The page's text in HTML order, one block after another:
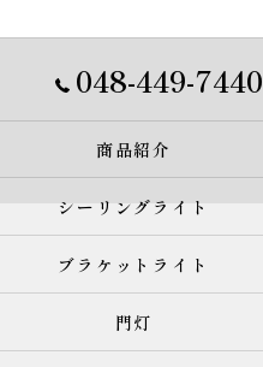
048-449-7440
商品紹介
シーリングライト
ブラケットライト
門灯